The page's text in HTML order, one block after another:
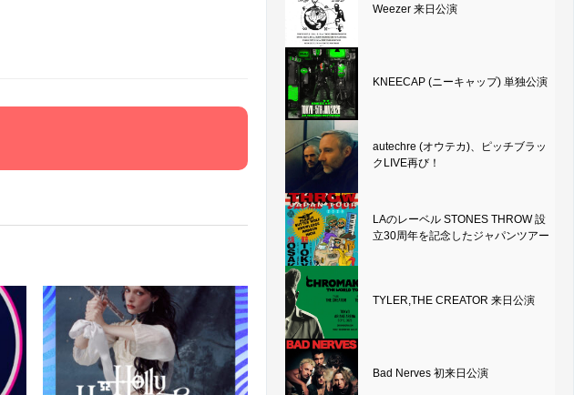
Weezer 来日公演
KNEECAP (ニーキャップ) 単独公演
autechre (オウテカ)、ピッチブラッ
クLIVE再び！
LAのレーベル STONES THROW 設
立30周年を記念したジャパンツアー
TYLER,THE CREATOR 来日公演
Bad Nerves 初来日公演